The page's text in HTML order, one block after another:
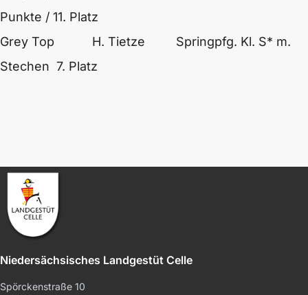
Punkte / 11. Platz
Grey Top H. Tietze Springpfg. Kl. S* m.
Stechen 7. Platz
Niedersächsisches Landgestüt Celle
Spörckenstraße 10